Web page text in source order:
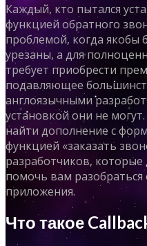
Каждый, кто пытался
функцией обратного
проблемой, когда якобы
урезаны, а для
требует приобрести
подавляющее
англоязычными
установкой они не
найти дополнение с
функцией «заказать
разработчиков, которые
помочь вам
приложения.
Что такое